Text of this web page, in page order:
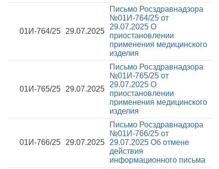
01И-764/25 29.07.2025
Письмо Росздравнадзора
№01И-764/25 от
29.07.2025 О
приостановлении
применения медицинского
изделия
01И-765/25 29.07.2025
Письмо Росздравнадзора
№01И-765/25 от
29.07.2025 О
приостановлении
применения медицинского
изделия
01И-766/25 29.07.2025
Письмо Росздравнадзора
№01И-766/25 от
29.07.2025 Об отмене
действия
информационного письма